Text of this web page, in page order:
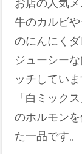
お店の人気
牛のカルビ
のにんにく
ジューシー
ッチしていま
「白ミック
のホルモン
た一品です。